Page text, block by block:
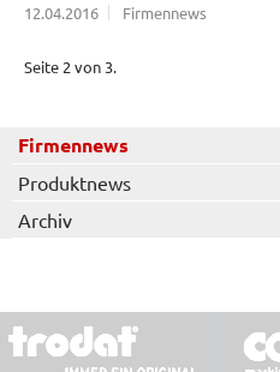
12.04.2016 Firmennews
Seite 2 von 3.
Firmennews
Produktnews
Archiv